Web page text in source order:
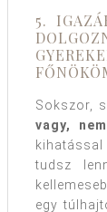
5.
Sokszor,
vagy,
tudsz
egy